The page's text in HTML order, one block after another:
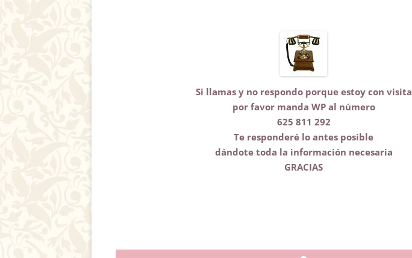
Si llamas y no respondo porque estoy con visita
por favor manda WP al número
625 811 292
Te responderé lo antes posible
dándote toda la información necesaria
GRACIAS